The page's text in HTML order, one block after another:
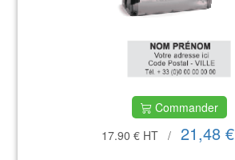
Commander
17.90 € HT / 21,48 €